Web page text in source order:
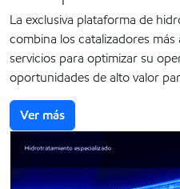
La exclusiva plataforma de
combina los catalizadores más
servicios para optimizar su
oportunidades de alto valor
Ver más